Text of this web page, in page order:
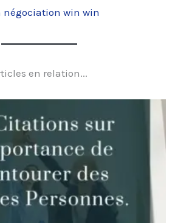
négociation win win
en relation...